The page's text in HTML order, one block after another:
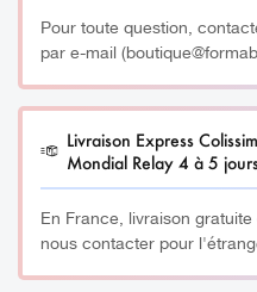
Pour toute question,
par e-mail
Livraison Express
Mondial Relay 4 à 5
En France, livraison
nous contacter pour